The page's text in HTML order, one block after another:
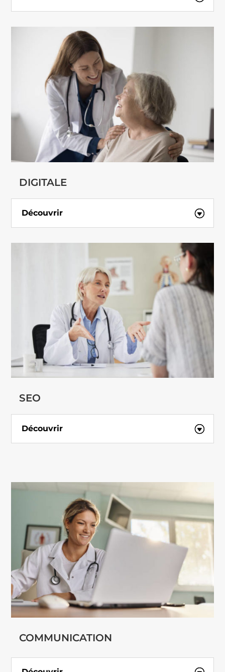
DIGITALE
Découvrir
SEO
Découvrir
COMMUNICATION